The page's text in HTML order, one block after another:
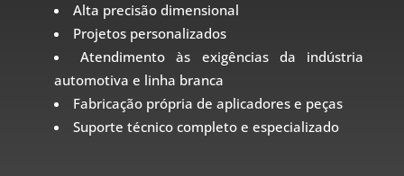
Alta precisão dimensional
Projetos personalizados
Atendimento às exigências da indústria
automotiva e linha branca
Fabricação própria de aplicadores e peças
Suporte técnico completo e especializado